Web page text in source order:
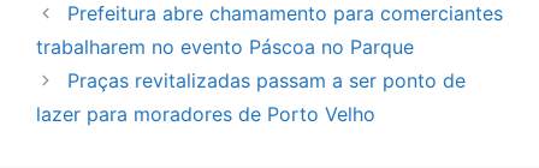
Prefeitura abre chamamento para comerciantes
trabalharem no evento Páscoa no Parque
Praças revitalizadas passam a ser ponto de
lazer para moradores de Porto Velho